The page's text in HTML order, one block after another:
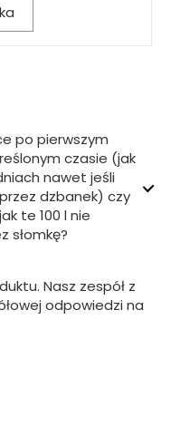
po pierwszym
czasie (jak
nawet jeśli
dzbanek) czy
te 100 l nie
słomkę?
Nasz zespół z
odpowiedzi na